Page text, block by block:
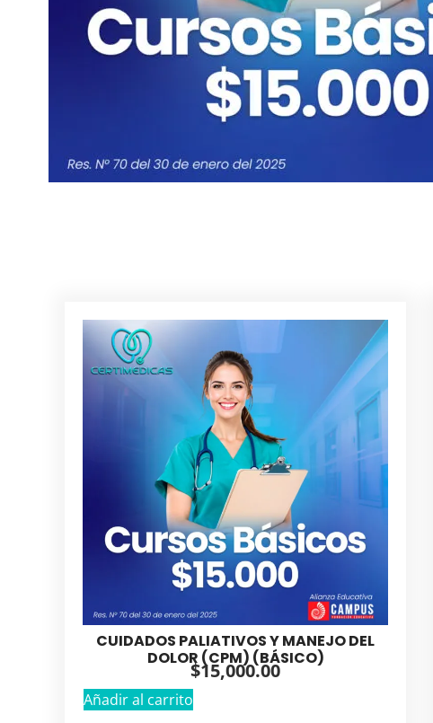
CUIDADOS PALIATIVOS Y MANEJO DEL
DOLOR (CPM) (BÁSICO)
$15,000.00
Añadir al carrito